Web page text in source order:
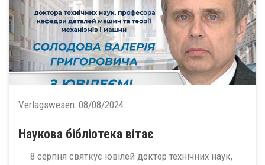
Verlagswesen: 08/08/2024
Наукова бібліотека вітає
8 серпня святкує ювілей доктор технічних наук,